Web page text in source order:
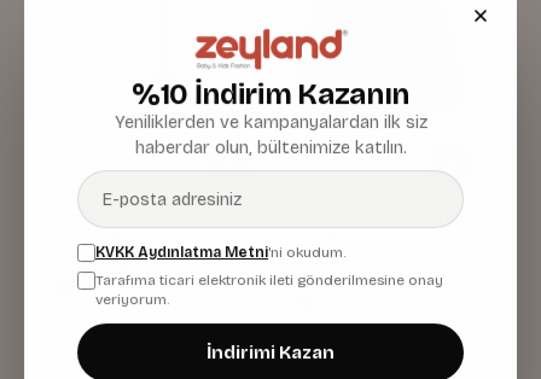
Kiz Erkek Çocuk Biye
Detayli Kapüsonlu
Pelus Mont
1.724,99 TL Bej
1.619,99 TL
%10 İndirim Kazanın
Yeniliklerden ve kampanyalardan ilk siz
haberdar olun, bültenimize katılın.
KVKK Aydınlatma Metni'ni okudum.
Tarafıma ticari elektronik ileti gönderilmesine onay
veriyorum.
İndirimi Kazan